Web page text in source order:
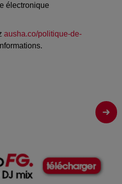
électronique
ausha.co/politique-de-